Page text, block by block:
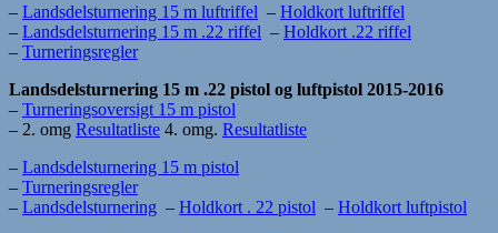
– Landsdelsturnering 15 m luftriffel – Holdkort luftriffel
– Landsdelsturnering 15 m .22 riffel – Holdkort .22 riffel
– Turneringsregler
Landsdelsturnering 15 m .22 pistol og luftpistol 2015-2016
– Turneringsoversigt 15 m pistol
– 2. omg Resultatliste 4. omg. Resultatliste
– Landsdelsturnering 15 m pistol
– Turneringsregler
– Landsdelsturnering – Holdkort . 22 pistol – Holdkort luftpistol